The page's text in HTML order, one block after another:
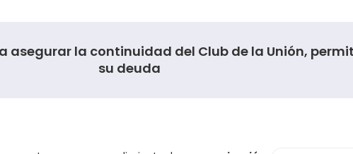
asegurar la continuidad del Club de la Unión,
su deuda